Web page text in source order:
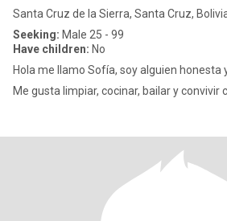
Santa Cruz de la Sierra, Santa Cruz,
Seeking: Male 25 - 99
Have children: No
Hola me llamo Sofía, soy alguien honesta
Me gusta limpiar, cocinar, bailar y convivir